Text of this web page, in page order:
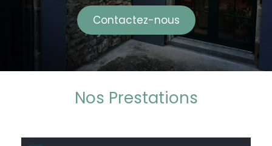
Contactez-nous
Nos Prestations